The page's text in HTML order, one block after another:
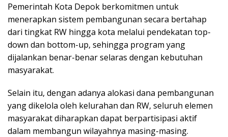
Pemerintah Kota Depok berkomitmen untuk
menerapkan sistem pembangunan secara bertahap
dari tingkat RW hingga kota melalui pendekatan top-
down dan bottom-up, sehingga program yang
dijalankan benar-benar selaras dengan kebutuhan
masyarakat.
Selain itu, dengan adanya alokasi dana pembangunan
yang dikelola oleh kelurahan dan RW, seluruh elemen
masyarakat diharapkan dapat berpartisipasi aktif
dalam membangun wilayahnya masing-masing.